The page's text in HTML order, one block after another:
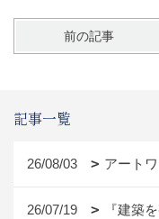
前の記事
記事一覧
26/08/03 アート
26/07/19 『建築